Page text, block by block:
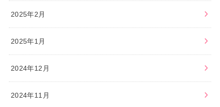
2025年2月
2025年1月
2024年12月
2024年11月